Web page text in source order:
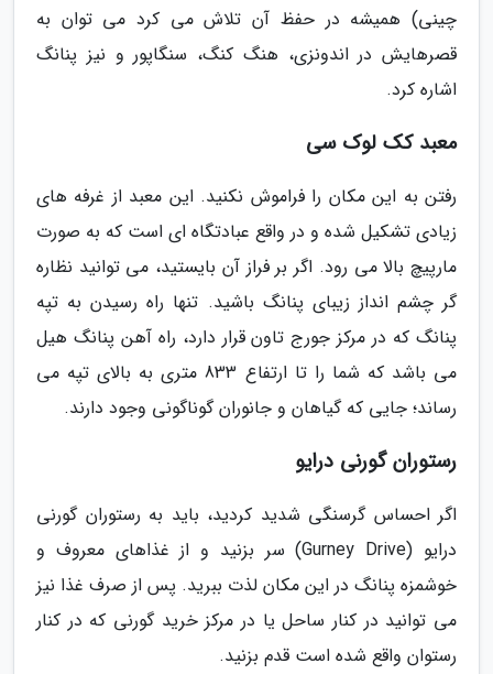
چینی) همیشه در حفظ آن تلاش می کرد می توان به
قصرهایش در اندونزی، هنگ کنگ، سنگاپور و نیز پنانگ
اشاره کرد.
معبد کک لوک سی
رفتن به این مکان را فراموش نکنید. این معبد از غرفه های
زیادی تشکیل شده و در واقع عبادتگاه ای است که به صورت
مارپیچ بالا می رود. اگر بر فراز آن بایستید، می توانید نظاره
گر چشم انداز زیبای پنانگ باشید. تنها راه رسیدن به تپه
پنانگ که در مرکز جورج تاون قرار دارد، راه آهن پنانگ هیل
می باشد که شما را تا ارتفاع 833 متری به بالای تپه می
رساند؛ جایی که گیاهان و جانوران گوناگونی وجود دارند.
رستوران گورنی درایو
اگر احساس گرسنگی شدید کردید، باید به رستوران گورنی
درایو (Gurney Drive) سر بزنید و از غذاهای معروف و
خوشمزه پنانگ در این مکان لذت ببرید. پس از صرف غذا نیز
می توانید در کنار ساحل یا در مرکز خرید گورنی که در کنار
رستوان واقع شده است قدم بزنید.